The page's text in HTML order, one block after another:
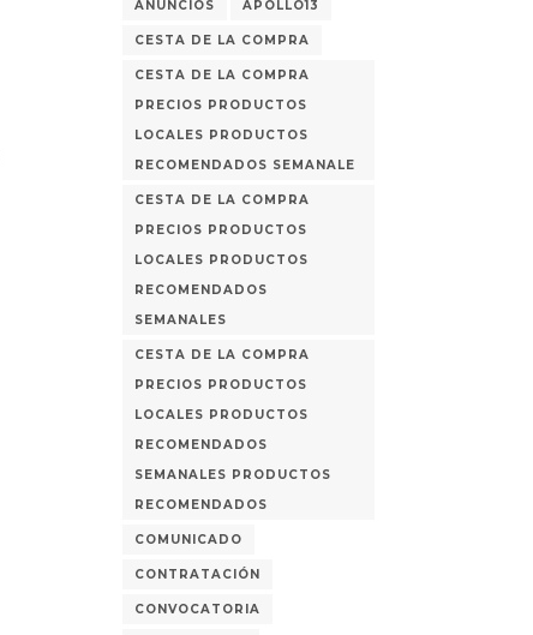
ANUNCIOS APOLLO13
CESTA DE LA COMPRA
CESTA DE LA COMPRA
PRECIOS PRODUCTOS
LOCALES PRODUCTOS
RECOMENDADOS SEMANALE
CESTA DE LA COMPRA
PRECIOS PRODUCTOS
LOCALES PRODUCTOS
RECOMENDADOS
SEMANALES
CESTA DE LA COMPRA
PRECIOS PRODUCTOS
LOCALES PRODUCTOS
RECOMENDADOS
SEMANALES PRODUCTOS
RECOMENDADOS
COMUNICADO
CONTRATACIÓN
CONVOCATORIA